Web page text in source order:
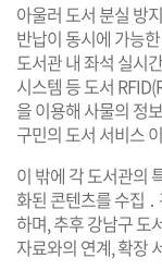
아울러 도서 분실 방
반납이 동시에 가능
도서관 내 좌석 실시
시스템 등 도서
을 이용해 사물의 정
구민의 도서 서비스
이 밖에 각 도서관의
화된 콘텐츠를 수집
하며, 추후 강남구 도
자료와의 연계, 확장